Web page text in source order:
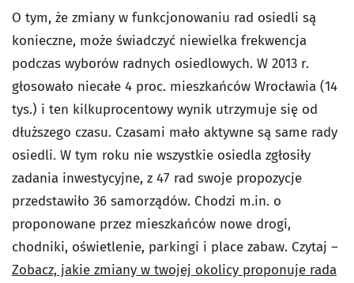
O tym, że zmiany w funkcjonowaniu rad osiedli są
konieczne, może świadczyć niewielka frekwencja
podczas wyborów radnych osiedlowych. W 2013 r.
głosowało niecałe 4 proc. mieszkańców Wrocławia (14
tys.) i ten kilkuprocentowy wynik utrzymuje się od
dłuższego czasu. Czasami mało aktywne są same rady
osiedli. W tym roku nie wszystkie osiedla zgłosiły
zadania inwestycyjne, z 47 rad swoje propozycje
przedstawiło 36 samorządów. Chodzi m.in. o
proponowane przez mieszkańców nowe drogi,
chodniki, oświetlenie, parkingi i place zabaw. Czytaj –
Zobacz, jakie zmiany w twojej okolicy proponuje rada